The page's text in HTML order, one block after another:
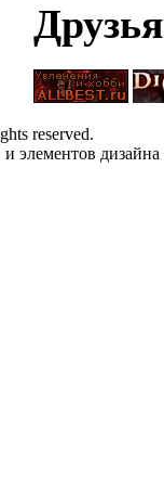
reserved.
элементов